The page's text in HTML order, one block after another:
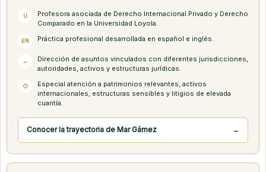
U
Profesora asociada de Derecho Internacional Privado y Derecho
Comparado en la Universidad Loyola.
EN Práctica profesional desarrollada en español e inglés.
↔
Dirección de asuntos vinculados con diferentes jurisdicciones,
autoridades, activos y estructuras jurídicas.
◇
Especial atención a patrimonios relevantes, activos
internacionales, estructuras sensibles y litigios de elevada
cuantía.
Conocer la trayectoria de Mar Gámez →